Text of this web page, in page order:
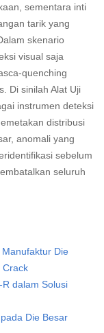
sementara inti
tarik yang
skenario
visual saja
quenching
Di sinilah Alat Uji
instrumen deteksi
distribusi
anomali yang
sebelum
seluruh
Die
Crack
R dalam Solusi
Die Besar